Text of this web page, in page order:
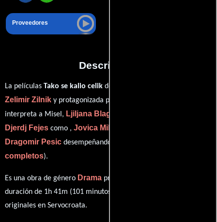
Proveedores
Descripción
La películas Tako se kalio celik del año 1988, está dirigida por
Zelimir Zilnik y protagonizada por
interpreta a Misel, Ljiljana Blagojevic
Djerdj Fejes como , Jovica Milosevic
Dragomir Pesic desempeñando el papel de (
completos).
Es una obra de género Drama producida en Yugoslavia. Con una
duración de 1h 41m (101 minutos), esta película tiene diálogos
originales en Servocroata.